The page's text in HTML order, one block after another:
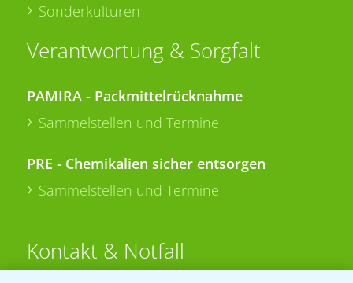
Sonderkulturen
Verantwortung & Sorgfalt
PAMIRA - Packmittelrücknahme
Sammelstellen und Termine
PRE - Chemikalien sicher entsorgen
Sammelstellen und Termine
Kontakt & Notfall